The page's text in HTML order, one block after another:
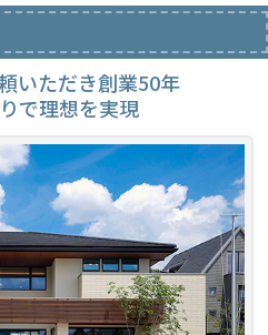
いただき創業50年
で理想を実現